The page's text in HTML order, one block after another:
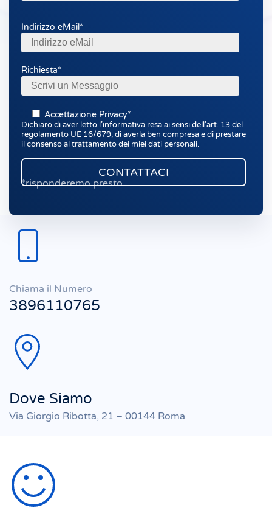
Indirizzo eMail*
Richiesta*
Accettazione Privacy*
Dichiaro di aver letto l’informativa resa ai sensi dell’art. 13 del
regolamento UE 16/679, di averla ben compresa e di prestare
il consenso al trattamento dei miei dati personali.
*risponderemo presto
Chiama il Numero
3896110765
Dove Siamo
Via Giorgio Ribotta, 21 – 00144 Roma